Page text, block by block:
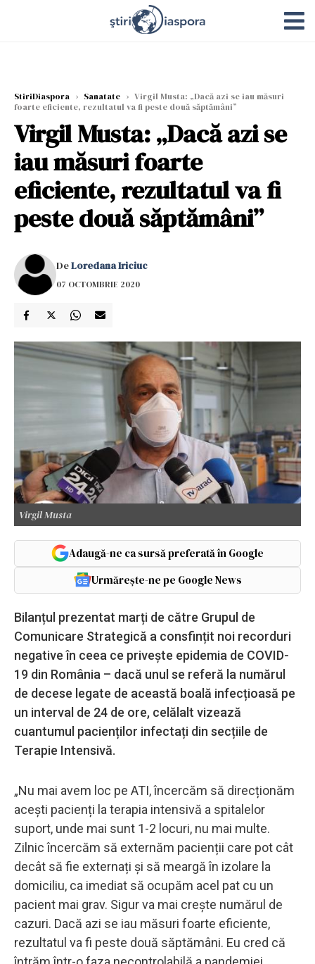
StiriDiaspora › Sanatate › Virgil Musta: „Dacă azi se iau măsuri
foarte eficiente, rezultatul va fi peste două săptămâni”
Virgil Musta: „Dacă azi se
iau măsuri foarte
eficiente, rezultatul va fi
peste două săptămâni”
DeLoredana Iriciuc
07 OCTOMBRIE 2020
Virgil Musta
Adaugă-ne ca sursă preferată în Google
Urmărește-ne pe Google News
Bilanțul prezentat marți de către Grupul de
Comunicare Strategică a consfințit noi recorduri
negative în ceea ce privește epidemia de COVID-
19 din România – dacă unul se referă la numărul
de decese legate de această boală infecțioasă pe
un interval de 24 de ore, celălalt vizează
cuantumul pacienților infectați din secțiile de
Terapie Intensivă.
„Nu mai avem loc pe ATI, încercăm să direcționăm
acești pacienți la terapia intensivă a spitalelor
suport, unde mai sunt 1-2 locuri, nu mai multe.
Zilnic încercăm să externăm pacienții care pot cât
decât să fie externați și să meargă în izolare la
domiciliu, ca imediat să ocupăm acel pat cu un
pacient mai grav. Sigur va mai crește numărul de
cazuri. Dacă azi se iau măsuri foarte eficiente,
rezultatul va fi peste două săptămâni. Eu cred că